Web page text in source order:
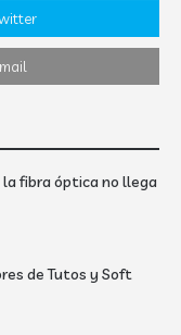
fibra óptica no llega
de Tutos y Soft